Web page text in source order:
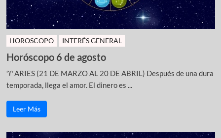
HOROSCOPO INTERÉS GENERAL
Horóscopo 6 de agosto
♈ ARIES (21 DE MARZO AL 20 DE ABRIL) Después de una dura
temporada, llega el amor. El dinero es ...
Leer Más